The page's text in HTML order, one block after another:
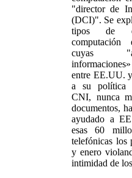
"director de
(DCI)". Se
tipos de
cuyas
entre EE.UU.
a su política
CNI, nunca
documentos,
ayudado a
esas 60
telefónicas los
y enero
intimidad de